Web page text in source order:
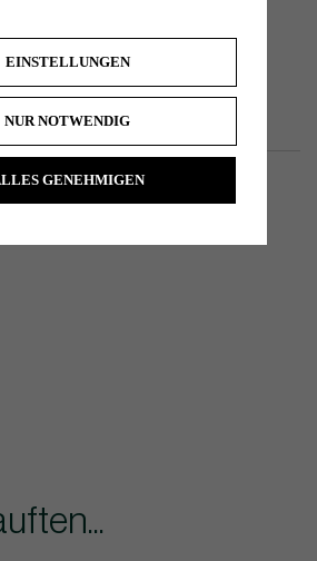
EINSTELLUNGEN
NUR NOTWENDIG
GENEHMIGEN